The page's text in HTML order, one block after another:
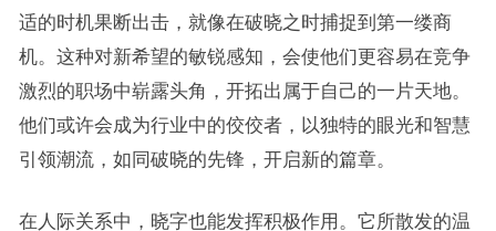
适的时机果断出击，就像在破晓之时捕捉到第一缕商
机。这种对新希望的敏锐感知，会使他们更容易在竞争
激烈的职场中崭露头角，开拓出属于自己的一片天地。
他们或许会成为行业中的佼佼者，以独特的眼光和智慧
引领潮流，如同破晓的先锋，开启新的篇章。
在人际关系中，晓字也能发挥积极作用。它所散发的温